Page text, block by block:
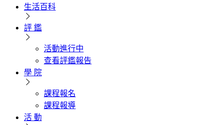
生活百科
評 鑑
活動進行中
查看評鑑報告
學 院
課程報名
課程報導
活 動